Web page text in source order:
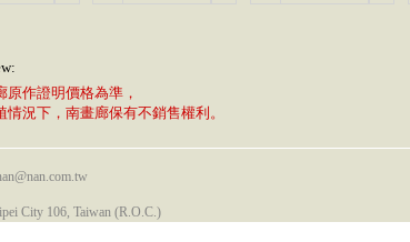
原作證明價格為準，
情況下，南畫廊保有不銷售權利。
City 106, Taiwan (R.O.C.)